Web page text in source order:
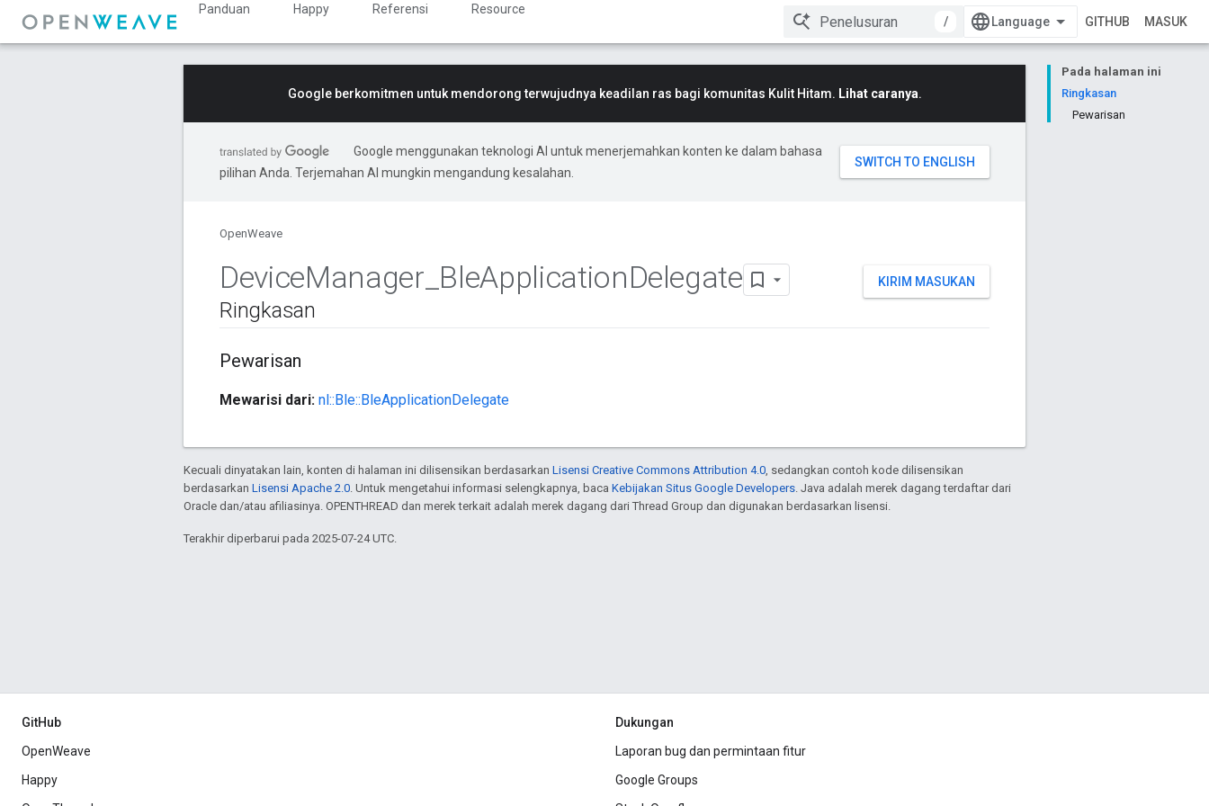
Panduan Happy Referensi
Resource
/
GITHUB MASUK
Pada halaman ini
Ringkasan
Pewarisan
Google berkomitmen untuk mendorong terwujudnya keadilan ras bagi komunitas Kulit Hitam. Lihat caranya.
Google menggunakan teknologi AI untuk menerjemahkan konten ke dalam bahasa
pilihan Anda. Terjemahan AI mungkin mengandung kesalahan.
OpenWeave
KIRIM MASUKAN
DeviceManager BleApplicationDelegate
Ringkasan
Pewarisan
Mewarisi dari: nl::Ble::BleApplicationDelegate
Kecuali dinyatakan lain, konten di halaman ini dilisensikan berdasarkan Lisensi Creative Commons Attribution 4.0, sedangkan contoh kode dilisensikan
berdasarkan Lisensi Apache 2.0. Untuk mengetahui informasi selengkapnya, baca Kebijakan Situs Google Developers. Java adalah merek dagang terdaftar dari
Oracle dan/atau afiliasinya. OPENTHREAD dan merek terkait adalah merek dagang dari Thread Group dan digunakan berdasarkan lisensi.
Terakhir diperbarui pada 2025-07-24 UTC.
GitHub
OpenWeave
Happy
Dukungan
Laporan bug dan permintaan fitur
Google Groups